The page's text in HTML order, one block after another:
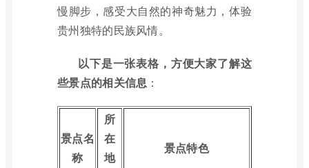
慢脚步，感受大自然的神奇魅力，体验
贵州独特的民族风情。
以下是一张表格，方便大家了解这
些景点的相关信息 ：
景点名
称
所
在
地
景点特色